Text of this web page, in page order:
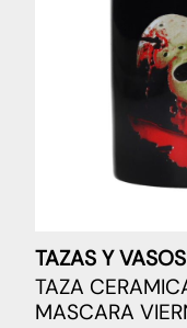
TAZAS Y VASOS
TAZA
MASCARA